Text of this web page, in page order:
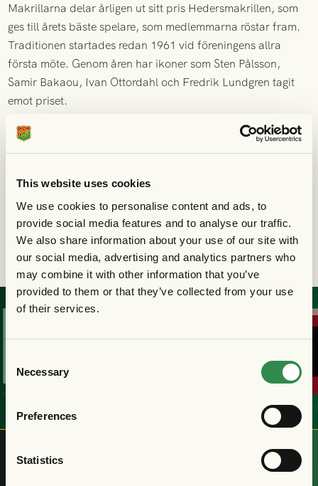
This website uses cookies
We use cookies to personalise content and ads, to
provide social media features and to analyse our traffic.
We also share information about your use of our site with
our social media, advertising and analytics partners who
may combine it with other information that you’ve
provided to them or that they’ve collected from your use
of their services.
Selection
Necessary
Preferences
Statistics
‍Makrillarna delar årligen ut sitt pris Hedersmakrillen, som
ges till årets bäste spelare, som medlemmarna röstar fram.
Traditionen startades redan 1961 vid föreningens allra
första möte. Genom åren har ikoner som Sten Pålsson,
Samir Bakaou, Ivan Ottordahl och Fredrik Lundgren tagit
emot priset.
Makrillarnas hemsida > http://makrillarna.org/
Till hemsidan
KÖPDIN